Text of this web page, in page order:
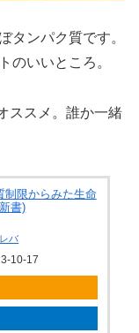
タンパク質です。
のいいところ。
ススメ。誰か一緒
制限からみた生命
書)
バ
10-17